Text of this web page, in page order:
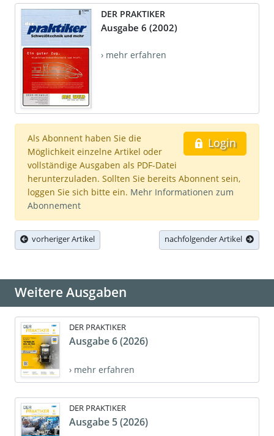
DER PRAKTIKER
Ausgabe 6 (2002)
› mehr erfahren
Login
Als Abonnent haben Sie die
Möglichkeit einzelne Artikel oder
vollständige Ausgaben als PDF-Datei
herunterzuladen. Sollten Sie bereits Abonnent sein,
loggen Sie sich bitte ein. Mehr Informationen zum
Abonnement
vorheriger Artikel nachfolgender Artikel
Weitere Ausgaben
DER PRAKTIKER
Ausgabe 6 (2026)
› mehr erfahren
DER PRAKTIKER
Ausgabe 5 (2026)